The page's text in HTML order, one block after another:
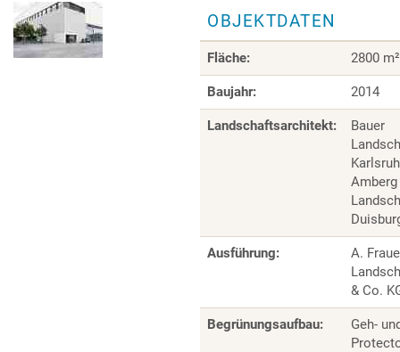
OBJEKTDATEN
Fläche: 2800 m²
Baujahr: 2014
Landschaftsarchitekt:
Bauer
Amberg
Ausführung:
A.
& Co.
Begrünungsaufbau:
Geh-